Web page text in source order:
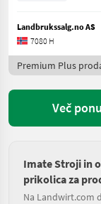
Landbrukssalg.no AS
7080 H
Premium Plus
Več
Imate Stroji in
prikolica za
Na Landwirt.com